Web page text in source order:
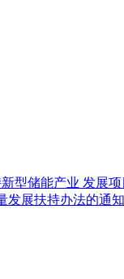
型储能产业 发展
发展扶持办法的通知